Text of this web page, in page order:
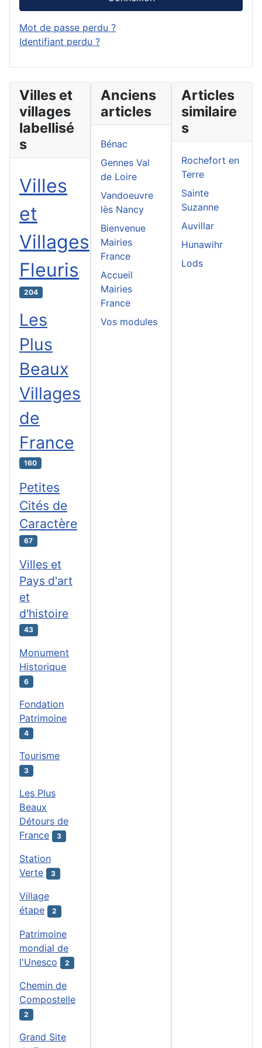
Mot de passe perdu ?
Identifiant perdu ?
Villes et
villages
labellisé
s
Villes
et
Villages
Fleuris
204
Les
Plus
Beaux
Villages
de
France
160
Petites
Cités de
Caractère
67
Villes et
Pays d'art
et
d'histoire
43
Monument
Historique
6
Fondation
Patrimoine
4
Tourisme
3
Les Plus
Beaux
Détours de
France
3
Station
Verte
3
Village
étape
2
Patrimoine
mondial de
l'Unesco
2
Chemin de
Compostelle
2
Grand Site
Anciens
articles
Bénac
Gennes Val
de Loire
Vandoeuvre
lès Nancy
Bienvenue
Mairies
France
Accueil
Mairies
France
Vos modules
Articles
similaire
s
Rochefort en
Terre
Sainte
Suzanne
Auvillar
Hunawihr
Lods